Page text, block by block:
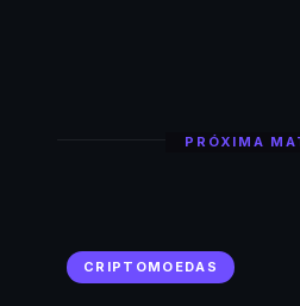
PRÓXIMA
CRIPTOMOEDAS